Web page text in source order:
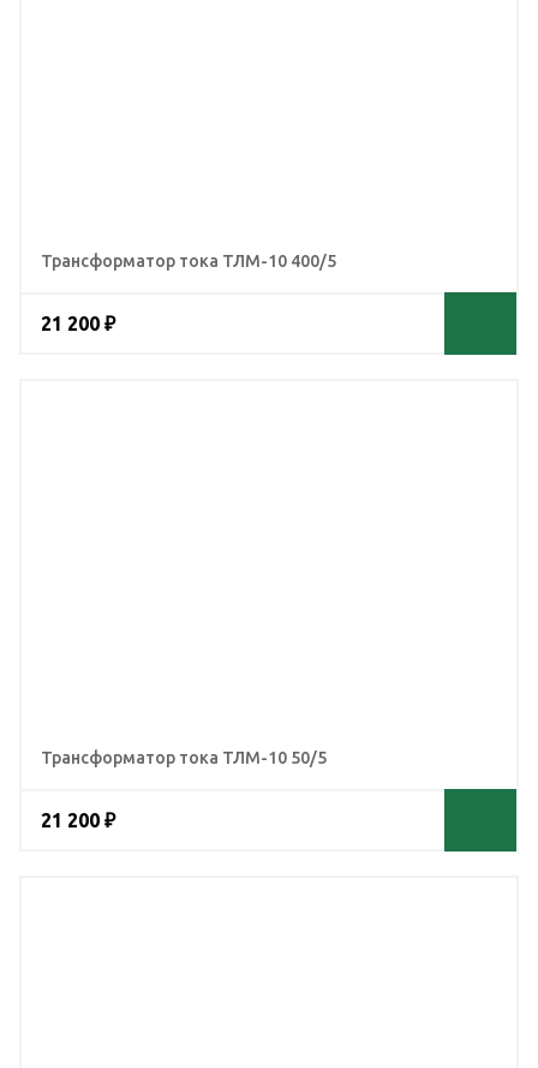
Трансформатор тока ТЛМ-10 400/5
21 200 ₽
Трансформатор тока ТЛМ-10 50/5
21 200 ₽